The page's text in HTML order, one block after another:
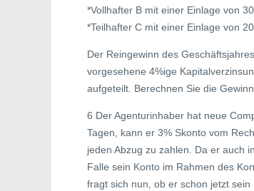
*Vollhafter B mit einer Einlage von
*Teilhafter C mit einer Einlage von
Der Reingewinn des
vorgesehene 4%ige
aufgeteilt. Berechnen Sie die
6 Der Agenturinhaber hat neue
Tagen, kann er 3% Skonto vom
jeden Abzug zu zahlen. Da er auch
Falle sein Konto im Rahmen des
fragt sich nun, ob er schon jetzt